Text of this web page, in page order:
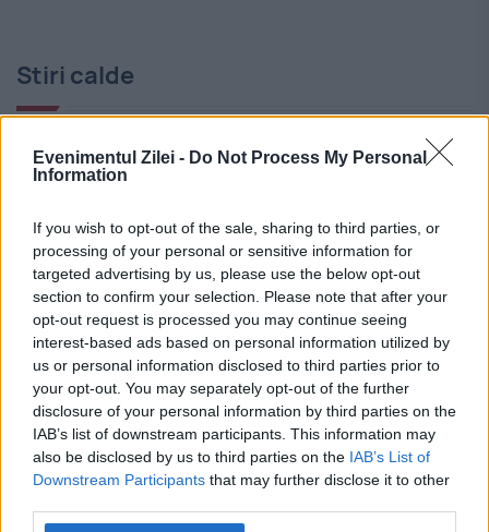
Evenimentul Zilei - Do Not Process My Personal
Information
If you wish to opt-out of the sale, sharing to third parties, or
processing of your personal or sensitive information for
targeted advertising by us, please use the below opt-out
section to confirm your selection. Please note that after your
opt-out request is processed you may continue seeing
interest-based ads based on personal information utilized by
us or personal information disclosed to third parties prior to
your opt-out. You may separately opt-out of the further
disclosure of your personal information by third parties on the
IAB’s list of downstream participants. This information may
also be disclosed by us to third parties on the IAB’s List of
Downstream Participants that may further disclose it to other
Stiri calde
23:59-Unde să mergi în vacanță după 15 august.
Șase destinații de neratat
23:51-Amenzi pentru călătorii STB care vorbesc
pe speaker sau ascultă muzică fără căști. Ce se
întâmplă la Metrorex
23:40-Înmormântare secretă la Moscova: Un
general rus, presupusă victimă în tentativa de
asasinat asupra lui Aleksandr Ceiko
23:36-Opoziția încearcă suspendarea Maiei
Sandu. Președinta spune că în spatele